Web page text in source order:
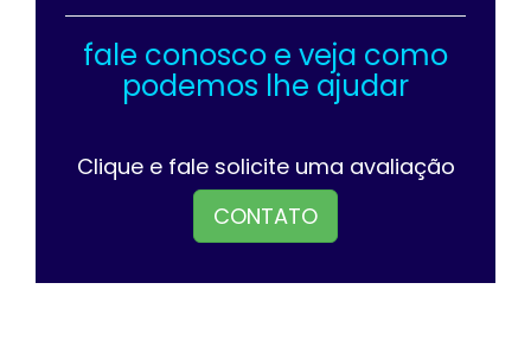
fale conosco e veja como
podemos lhe ajudar
Clique e fale solicite uma avaliação
CONTATO